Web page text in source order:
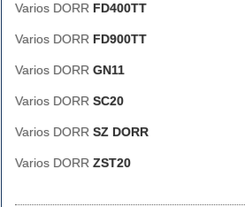
Varios DORR FD400TT
Varios DORR FD900TT
Varios DORR GN11
Varios DORR SC20
Varios DORR SZ DORR
Varios DORR ZST20